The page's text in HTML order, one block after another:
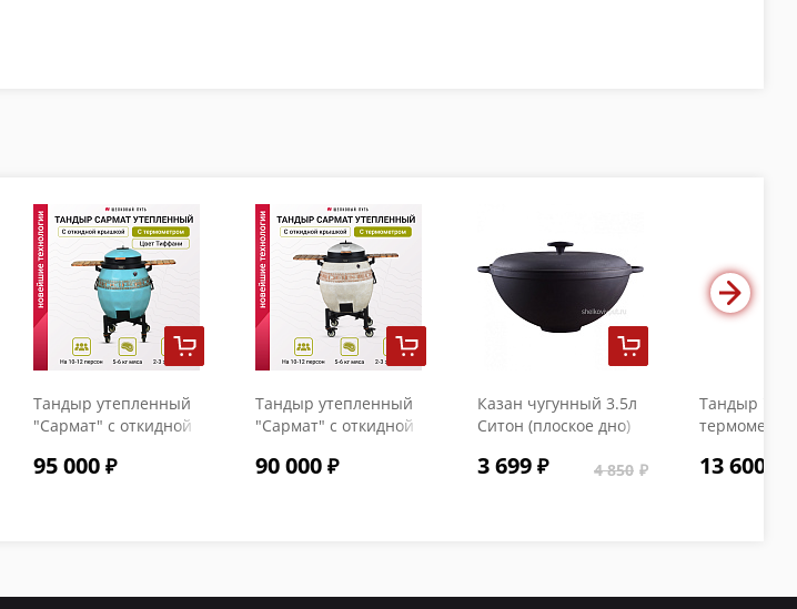
Тандыр утепленный
"Сармат" с откидной
термометром цвет
95 000
Тандыр утепленный
"Сармат" с откидной
термометром
90 000
Казан чугунный 3.5л
Ситон (плоское дно)
3 699 4 850
Тандыр
13 600